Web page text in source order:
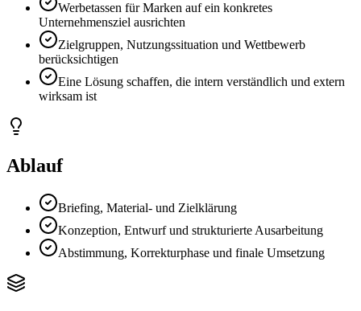
Werbetassen für Marken auf ein konkretes
Unternehmensziel ausrichten
Zielgruppen, Nutzungssituation und Wettbewerb
berücksichtigen
Eine Lösung schaffen, die intern verständlich und extern
wirksam ist
Ablauf
Briefing, Material- und Zielklärung
Konzeption, Entwurf und strukturierte Ausarbeitung
Abstimmung, Korrekturphase und finale Umsetzung